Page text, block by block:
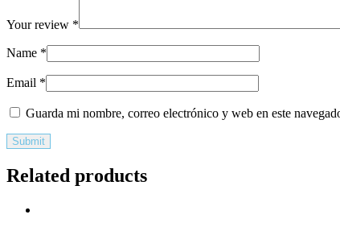
Your review *
Name *
Email *
Guarda mi nombre, correo electrónico y web en este
Related products